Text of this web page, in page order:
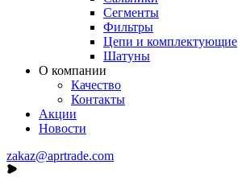
Сегменты
Фильтры
Цепи и комплектующие
Шатуны
О компании
Качество
Контакты
Акции
Новости
zakaz@aprtrade.com